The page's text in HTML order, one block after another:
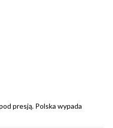
presją. Polska wypada